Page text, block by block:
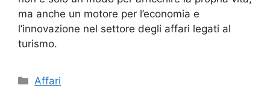
ma anche un motore per l’economia e
l’innovazione nel settore degli affari legati al
turismo.
Categorie
Affari